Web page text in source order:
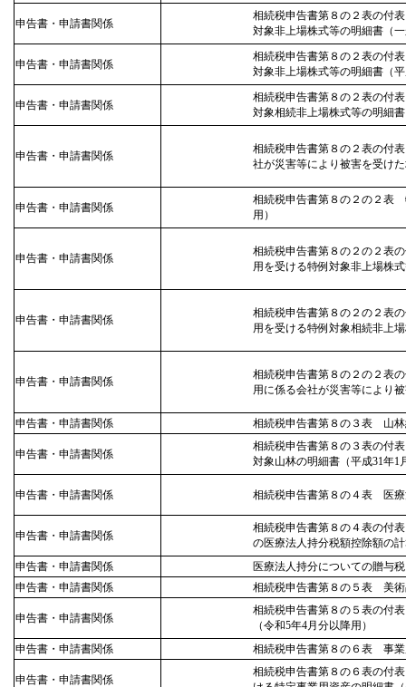
申告書・申請書関係
相続税申告書第８の２表の付
対象非上場株式等の明細書（
申告書・申請書関係
相続税申告書第８の２表の付
対象非上場株式等の明細書（
申告書・申請書関係
相続税申告書第８の２表の付
対象相続非上場株式等の明細
申告書・申請書関係
相続税申告書第８の２表の付
社が災害等により被害を受け
申告書・申請書関係
相続税申告書第８の２の２表
用）
申告書・申請書関係
相続税申告書第８の２の２表
用を受ける特例対象非上場株
申告書・申請書関係
相続税申告書第８の２の２表
用を受ける特例対象相続非上
申告書・申請書関係
相続税申告書第８の２の２表
用に係る会社が災害等により
申告書・申請書関係 相続税申告書第８の３表 山林
申告書・申請書関係
相続税申告書第８の３表の付
対象山林の明細書（平成31年1
申告書・申請書関係 相続税申告書第８の４表 医療
申告書・申請書関係
相続税申告書第８の４表の付
の医療法人持分税額控除額の
申告書・申請書関係
医療法人持分についての贈与
申告書・申請書関係
相続税申告書第８の５表 美術
申告書・申請書関係
相続税申告書第８の５表の付
（令和5年4月分以降用）
申告書・申請書関係
相続税申告書第８の６表 事業
申告書・申請書関係
相続税申告書第８の６表の付